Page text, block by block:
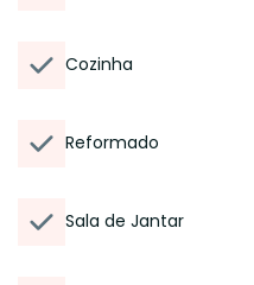
Cozinha
Reformado
Sala de Jantar